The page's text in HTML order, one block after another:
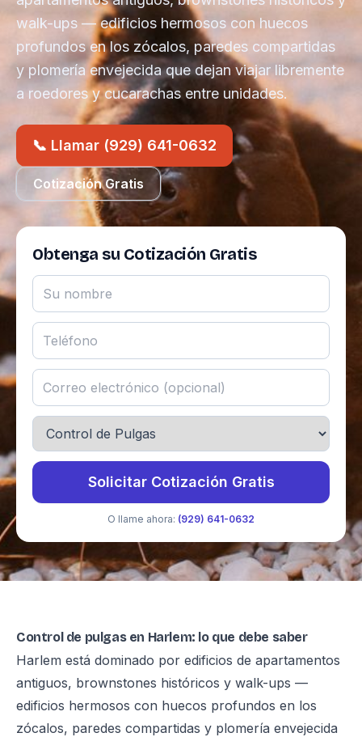
walk-ups — edificios hermosos con huecos
profundos en los zócalos, paredes compartidas
y plomería envejecida que dejan viajar libremente
a roedores y cucarachas entre unidades.
📞 Llamar (929) 641-0632
Cotización Gratis
Obtenga su Cotización Gratis
Solicitar Cotización Gratis
O llame ahora: (929) 641-0632
Control de pulgas en Harlem: lo que debe saber
Harlem está dominado por edificios de apartamentos
antiguos, brownstones históricos y walk-ups —
edificios hermosos con huecos profundos en los
zócalos, paredes compartidas y plomería envejecida